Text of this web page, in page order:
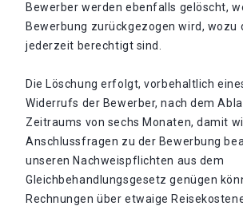
Bewerber werden ebenfalls gelöscht,
Bewerbung zurückgezogen wird, wozu
jederzeit berechtigt sind.
Die Löschung erfolgt, vorbehaltlich
Widerrufs der Bewerber, nach dem
Zeitraums von sechs Monaten, damit
Anschlussfragen zu der Bewerbung
unseren Nachweispflichten aus dem
Gleichbehandlungsgesetz genügen
Rechnungen über etwaige